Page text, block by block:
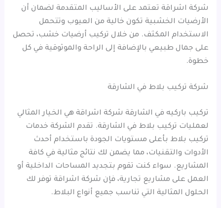
شركة اشراقة تعتمد على الأساليب المتقدمة لضمان أن
الأرضيات الخشبية تكون خالية من العيوب وتتحمل
الاستخدام المكثف. من خلال تركيب أرضيات خشب، تحصل
على جمال طبيعي بالإضافة إلى الراحة والموثوقية في كل
خطوة.
شركة تركيب بلاط في الشارقة
تركيب باركيه في الشارقة شركة اشراقة هي الخيار المثالي
لعمليات تركيب بلاط في الشارقة. تقدم الشركة خدمات
تركيب بلاط بأعلى مستويات الجودة باستخدام أحدث
الأدوات والتقنيات، مما يضمن لك نتائج مثالية في كافة
المشاريع. سواء كنت تقوم بتجديد المساحات الداخلية أو
العمل على مشاريع تجارية، فإن شركة اشراقة توفر لك
الحلول المثالية التي تناسب جميع أنواع البلاط.